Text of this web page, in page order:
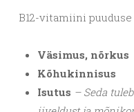
B12-vitamiini
Väsimus, nõrkus
Kõhukinnisus
Isutus – Seda